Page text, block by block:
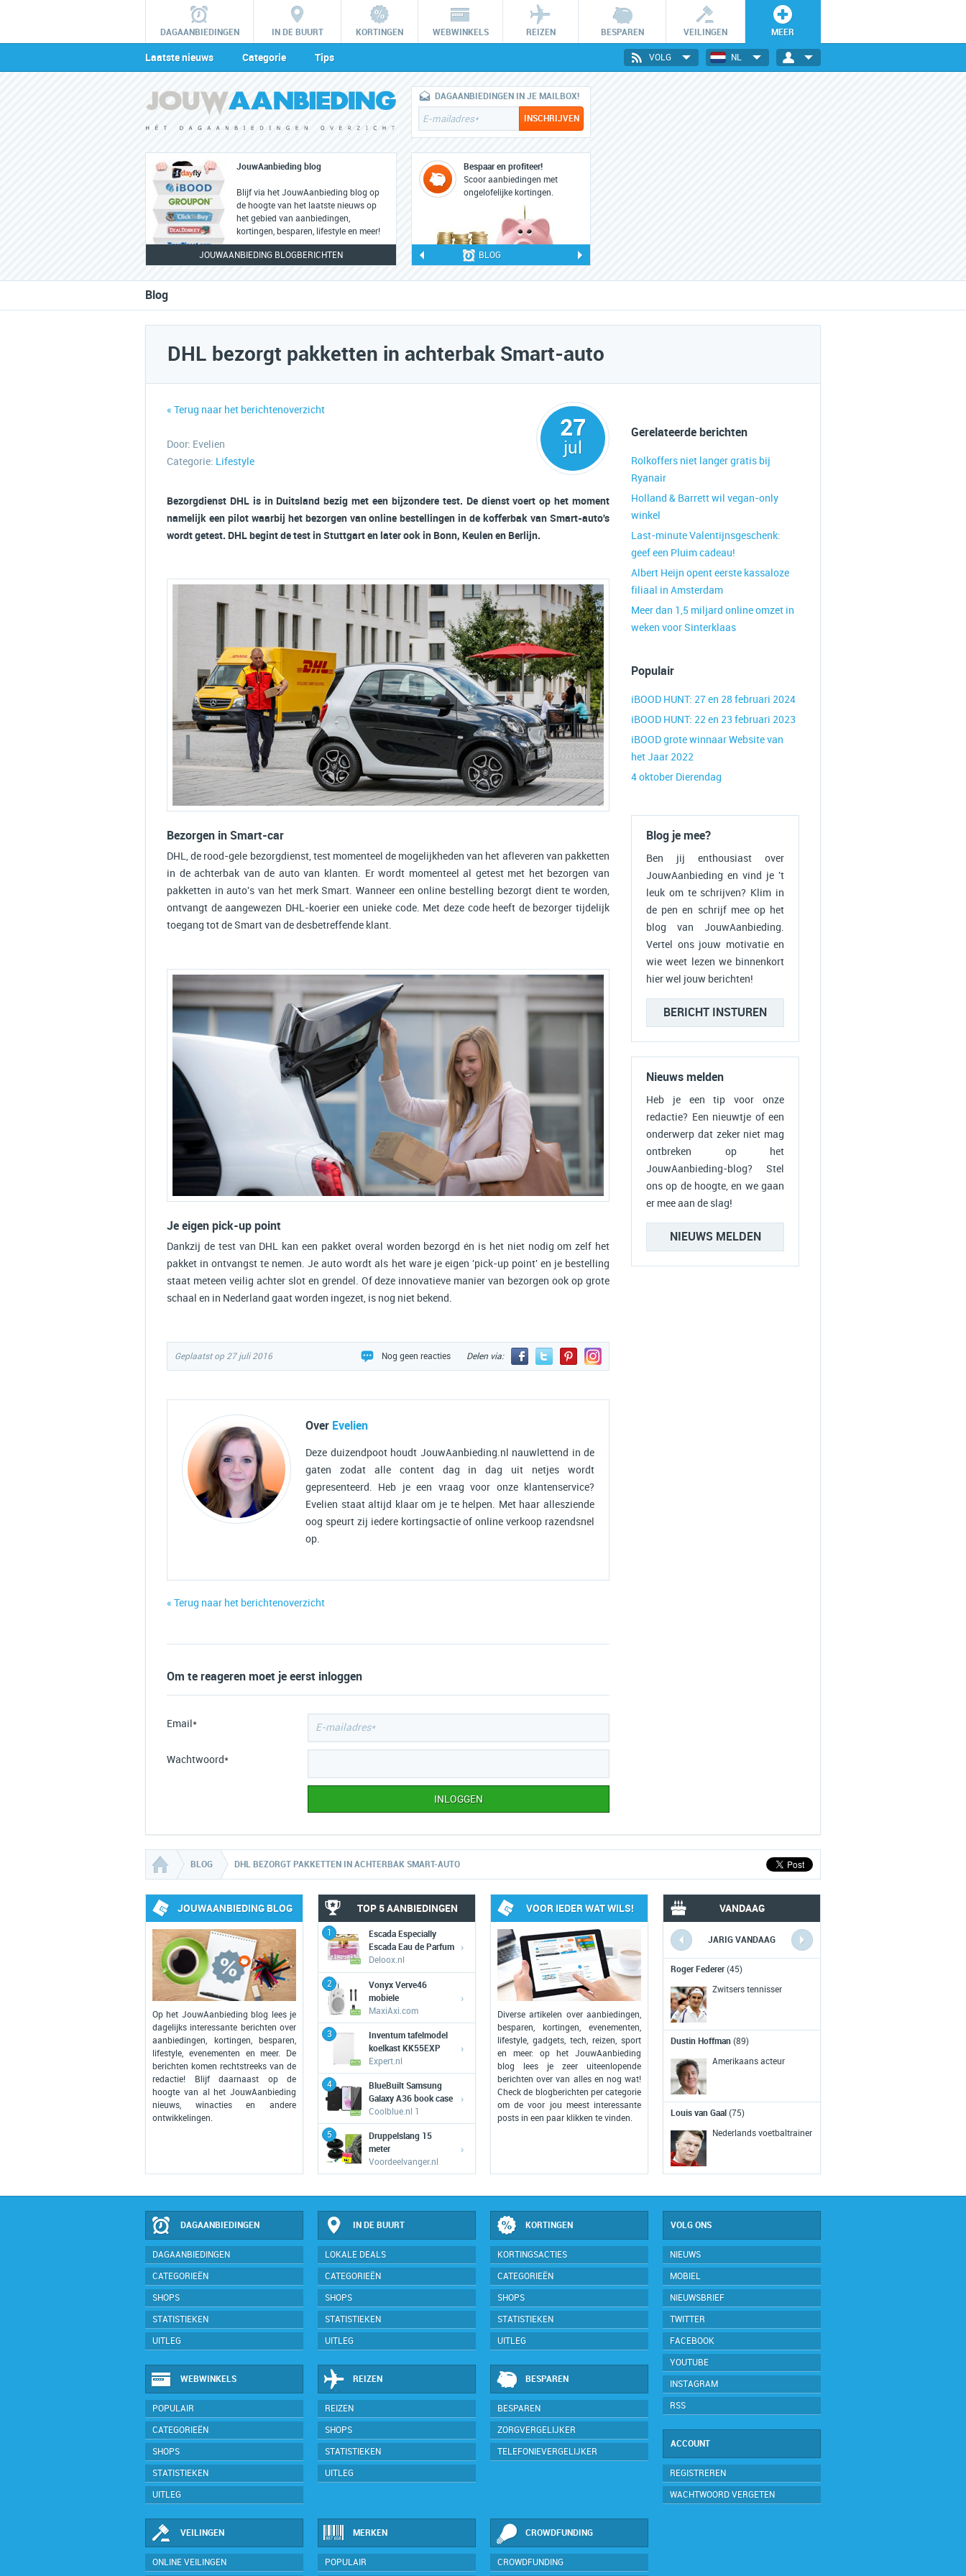
DAGAANBIEDINGEN IN DE BUURT KORTINGEN WEBWINKELS REIZEN BESPAREN VEILINGEN MEER
Laatste nieuws Categorie Tips NL
VOLG
JouwAanbieding blog
Blijf via het JouwAanbieding blog op
de hoogte van het laatste nieuws op
het gebied van aanbiedingen,
kortingen, besparen, lifestyle en meer!
JOUWAANBIEDING BLOGBERICHTEN
DAGAANBIEDINGEN IN JE MAILBOX!
Bespaar en profiteer!
Scoor aanbiedingen met
ongelofelijke kortingen.
BLOG
Blog
DHL bezorgt pakketten in achterbak Smart-auto
« Terug naar het berichtenoverzicht
Door: Evelien
Categorie: Lifestyle
27
jul
Bezorgdienst DHL is in Duitsland bezig met een bijzondere test. De dienst voert op het moment
namelijk een pilot waarbij het bezorgen van online bestellingen in de kofferbak van Smart-auto's
wordt getest. DHL begint de test in Stuttgart en later ook in Bonn, Keulen en Berlijn.
Bezorgen in Smart-car
DHL, de rood-gele bezorgdienst, test momenteel de mogelijkheden van het afleveren van pakketten
in de achterbak van de auto van klanten. Er wordt momenteel al getest met het bezorgen van
pakketten in auto's van het merk Smart. Wanneer een online bestelling bezorgt dient te worden,
ontvangt de aangewezen DHL-koerier een unieke code. Met deze code heeft de bezorger tijdelijk
toegang tot de Smart van de desbetreffende klant.
Je eigen pick-up point
Dankzij de test van DHL kan een pakket overal worden bezorgd én is het niet nodig om zelf het
pakket in ontvangst te nemen. Je auto wordt als het ware je eigen 'pick-up point' en je bestelling
staat meteen veilig achter slot en grendel. Of deze innovatieve manier van bezorgen ook op grote
schaal en in Nederland gaat worden ingezet, is nog niet bekend.
Geplaatst op 27 juli 2016 Nog geen reacties Delen via:
Over Evelien
Deze duizendpoot houdt JouwAanbieding.nl nauwlettend in de
gaten zodat alle content dag in dag uit netjes wordt
gepresenteerd. Heb je een vraag voor onze klantenservice?
Evelien staat altijd klaar om je te helpen. Met haar allesziende
oog speurt zij iedere kortingsactie of online verkoop razendsnel
op.
« Terug naar het berichtenoverzicht
Om te reageren moet je eerst inloggen
Email*
Wachtwoord*
Gerelateerde berichten
Rolkoffers niet langer gratis bij
Ryanair
Holland & Barrett wil vegan-only
winkel
Last-minute Valentijnsgeschenk:
geef een Pluim cadeau!
Albert Heijn opent eerste kassaloze
filiaal in Amsterdam
Meer dan 1,5 miljard online omzet in
weken voor Sinterklaas
Populair
iBOOD HUNT: 27 en 28 februari 2024
iBOOD HUNT: 22 en 23 februari 2023
iBOOD grote winnaar Website van
het Jaar 2022
4 oktober Dierendag
Blog je mee?
Ben jij enthousiast over
JouwAanbieding en vind je 't
leuk om te schrijven? Klim in
de pen en schrijf mee op het
blog van JouwAanbieding.
Vertel ons jouw motivatie en
wie weet lezen we binnenkort
hier wel jouw berichten!
BERICHT INSTUREN
Nieuws melden
Heb je een tip voor onze
redactie? Een nieuwtje of een
onderwerp dat zeker niet mag
ontbreken op het
JouwAanbieding-blog? Stel
ons op de hoogte, en we gaan
er mee aan de slag!
NIEUWS MELDEN
BLOG DHL BEZORGT PAKKETTEN IN ACHTERBAK SMART-AUTO
JOUWAANBIEDING BLOG
Op het JouwAanbieding blog lees je
dagelijks interessante berichten over
aanbiedingen, kortingen, besparen,
lifestyle, evenementen en meer. De
berichten komen rechtstreeks van de
redactie! Blijf daarnaast op de
hoogte van al het JouwAanbieding
nieuws, winacties en andere
ontwikkelingen.
TOP 5 AANBIEDINGEN
1
Escada Especially
Escada Eau de Parfum
eau de parfum 75 ml
Deloox.nl
›
2
Vonyx Verve46
mobiele
geluidsinstallatie
MaxiAxi.com
›
3
Inventum tafelmodel
koelkast KK55EXP
Expert.nl
›
4
BlueBuilt Samsung
Galaxy A36 book case
Coolblue.nl 1
›
5
Druppelslang 15
meter
Voordeelvanger.nl
›
VOOR IEDER WAT WILS!
Diverse artikelen over aanbiedingen,
besparen, kortingen, evenementen,
lifestyle, gadgets, tech, reizen, sport
en meer: op het JouwAanbieding
blog lees je zeer uiteenlopende
berichten over van alles en nog wat!
Check de blogberichten per categorie
om de voor jou meest interessante
posts in een paar klikken te vinden.
VANDAAG
JARIG VANDAAG
Roger Federer (45)
Zwitsers tennisser
Dustin Hoffman (89)
Amerikaans acteur
Louis van Gaal (75)
Nederlands voetbaltrainer
DAGAANBIEDINGEN
DAGAANBIEDINGEN
CATEGORIEËN
SHOPS
STATISTIEKEN
UITLEG
IN DE BUURT
LOKALE DEALS
CATEGORIEËN
SHOPS
STATISTIEKEN
UITLEG
KORTINGEN
KORTINGSACTIES
CATEGORIEËN
SHOPS
STATISTIEKEN
UITLEG
WEBWINKELS
POPULAIR
CATEGORIEËN
SHOPS
STATISTIEKEN
UITLEG
REIZEN
REIZEN
SHOPS
STATISTIEKEN
UITLEG
BESPAREN
BESPAREN
ZORGVERGELIJKER
TELEFONIEVERGELIJKER
VEILINGEN
ONLINE VEILINGEN
MERKEN
POPULAIR
CROWDFUNDING
CROWDFUNDING
VOLG ONS
NIEUWS
MOBIEL
NIEUWSBRIEF
TWITTER
FACEBOOK
YOUTUBE
INSTAGRAM
RSS
ACCOUNT
REGISTREREN
WACHTWOORD VERGETEN